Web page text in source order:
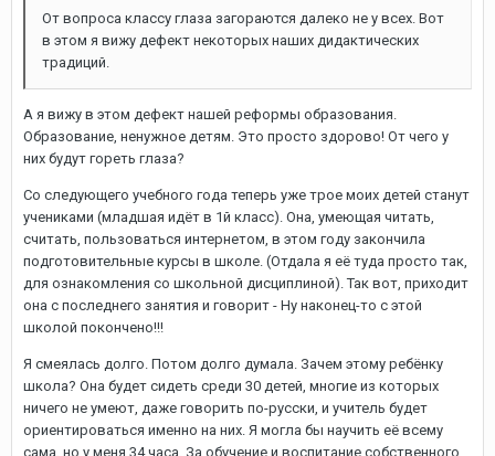
От вопроса классу глаза загораются далеко не у всех. Вот
в этом я вижу дефект некоторых наших дидактических
традиций.
А я вижу в этом дефект нашей реформы образования.
Образование, ненужное детям. Это просто здорово! От чего у
них будут гореть глаза?
Со следующего учебного года теперь уже трое моих детей станут
учениками (младшая идёт в 1й класс). Она, умеющая читать,
считать, пользоваться интернетом, в этом году закончила
подготовительные курсы в школе. (Отдала я её туда просто так,
для ознакомления со школьной дисциплиной). Так вот, приходит
она с последнего занятия и говорит - Ну наконец-то с этой
школой покончено!!!
Я смеялась долго. Потом долго думала. Зачем этому ребёнку
школа? Она будет сидеть среди 30 детей, многие из которых
ничего не умеют, даже говорить по-русски, и учитель будет
ориентироваться именно на них. Я могла бы научить её всему
сама, но у меня 34 часа. За обучение и воспитание собственного